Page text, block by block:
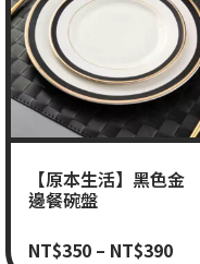
【原本生活】黑色金
邊餐碗盤
NT$350– NT$390